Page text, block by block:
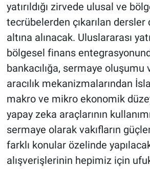
yatırıldığı zirvede ulusal ve
tecrübelerden çıkarılan dersler
altına alınacak. Uluslararası
bölgesel finans
bankacılığa, sermaye oluşumu
aracılık mekanizmalarından
makro ve mikro ekonomik
yapay zeka araçlarının
sermaye olarak vakıfların
farklı konular özelinde
alışverişlerinin hepimiz için ufuk